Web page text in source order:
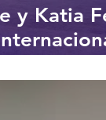
y Katia